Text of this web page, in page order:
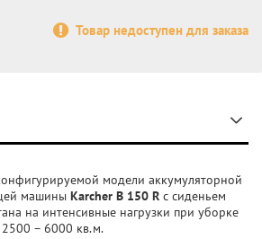
Товар недоступен для заказа
модели аккумуляторной
машины Karcher B 150 R с сиденьем
на интенсивные нагрузки при уборке
– 6000 кв.м.